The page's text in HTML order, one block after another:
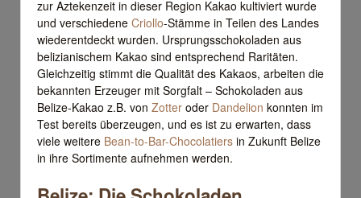
zur Aztekenzeit in dieser Region Kakao kultiviert wurde
und verschiedene Criollo-Stämme in Teilen des Landes
wiederentdeckt wurden. Ursprungsschokoladen aus
belizianischem Kakao sind entsprechend Raritäten.
Gleichzeitig stimmt die Qualität des Kakaos, arbeiten die
bekannten Erzeuger mit Sorgfalt – Schokoladen aus
Belize-Kakao z.B. von Zotter oder Dandelion konnten im
Test bereits überzeugen, und es ist zu erwarten, dass
viele weitere Bean-to-Bar-Chocolatiers in Zukunft Belize
in ihre Sortimente aufnehmen werden.